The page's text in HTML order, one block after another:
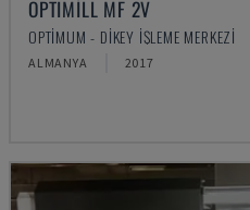
OPTIMILL MF 2V
OPTIMUM - DIKEY İŞLEME MERKEZI
ALMANYA 2017